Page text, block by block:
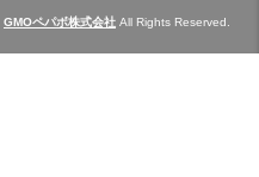
GMOペパボ株式会社 All Rights Reserved.